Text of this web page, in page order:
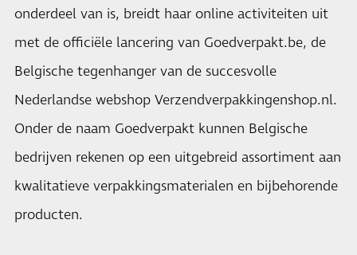
onderdeel van is, breidt haar online activiteiten uit
met de officiële lancering van Goedverpakt.be, de
Belgische tegenhanger van de succesvolle
Nederlandse webshop Verzendverpakkingenshop.nl.
Onder de naam Goedverpakt kunnen Belgische
bedrijven rekenen op een uitgebreid assortiment aan
kwalitatieve verpakkingsmaterialen en bijbehorende
producten.